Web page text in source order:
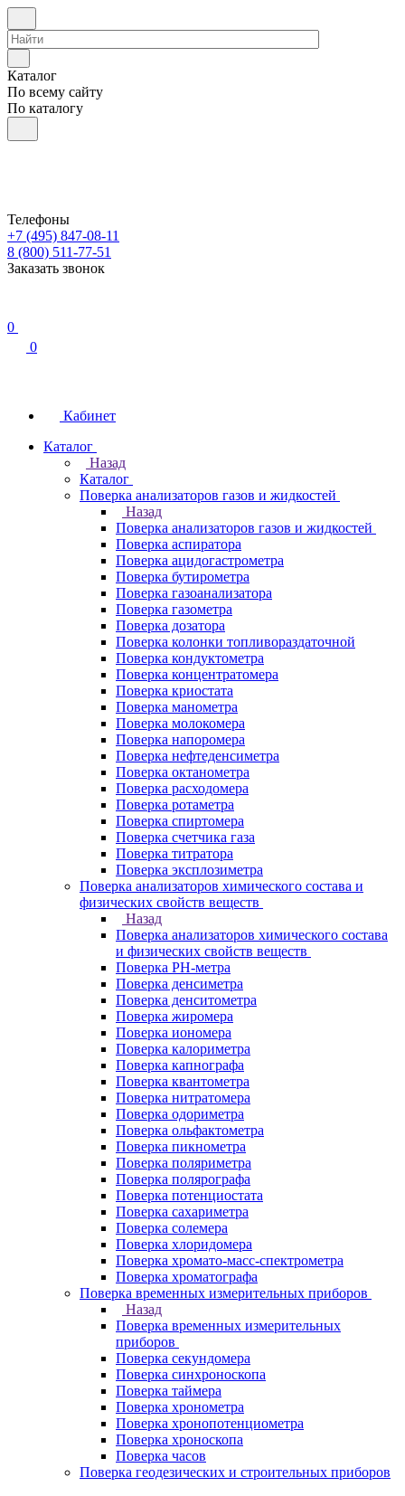
Каталог
По всему сайту
По каталогу
Телефоны
+7 (495) 847-08-11
8 (800) 511-77-51
Заказать звонок
0
0
Кабинет
Каталог
Назад
Каталог
Поверка анализаторов газов и жидкостей
Назад
Поверка анализаторов газов и жидкостей
Поверка аспиратора
Поверка ацидогастрометра
Поверка бутирометра
Поверка газоанализатора
Поверка газометра
Поверка дозатора
Поверка колонки топливораздаточной
Поверка кондуктометра
Поверка концентратомера
Поверка криостата
Поверка манометра
Поверка молокомера
Поверка напоромера
Поверка нефтеденсиметра
Поверка октанометра
Поверка расходомера
Поверка ротаметра
Поверка спиртомера
Поверка счетчика газа
Поверка титратора
Поверка эксплозиметра
Поверка анализаторов химического состава и
физических свойств веществ
Назад
Поверка анализаторов химического состава
и физических свойств веществ
Поверка PH-метра
Поверка денсиметра
Поверка денситометра
Поверка жиромера
Поверка иономера
Поверка калориметра
Поверка капнографа
Поверка квантометра
Поверка нитратомера
Поверка одориметра
Поверка ольфактометра
Поверка пикнометра
Поверка поляриметра
Поверка полярографа
Поверка потенциостата
Поверка сахариметра
Поверка солемера
Поверка хлоридомера
Поверка хромато-масс-спектрометра
Поверка хроматографа
Поверка временных измерительных приборов
Назад
Поверка временных измерительных
приборов
Поверка секундомера
Поверка синхроноскопа
Поверка таймера
Поверка хронометра
Поверка хронопотенциометра
Поверка хроноскопа
Поверка часов
Поверка геодезических и строительных приборов